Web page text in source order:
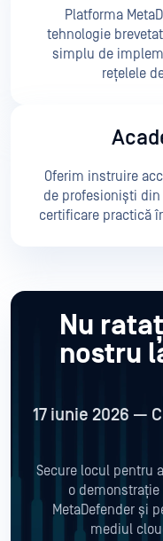
Platforma
tehnologie
simplu de
rețelele
Oferim instruire
de profesioniști
certificare practică
Nu
nostru
17 iunie 2026 —
Secure locul pentru
o demonstrație
MetaDefender și
mediul